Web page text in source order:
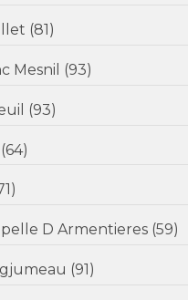
Bérengère E. (39 ans) - Teillet (81)
Blanc Mesnil (93)
(93)
(64)
- La Chapelle D Armentieres (59)
- Longjumeau (91)